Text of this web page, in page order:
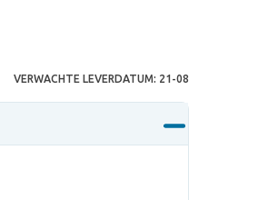
VERWACHTE LEVERDATUM: 21-08